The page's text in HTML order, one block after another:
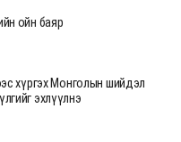
ойн баяр
хүргэх Монголын шийдэл
эхлүүлнэ